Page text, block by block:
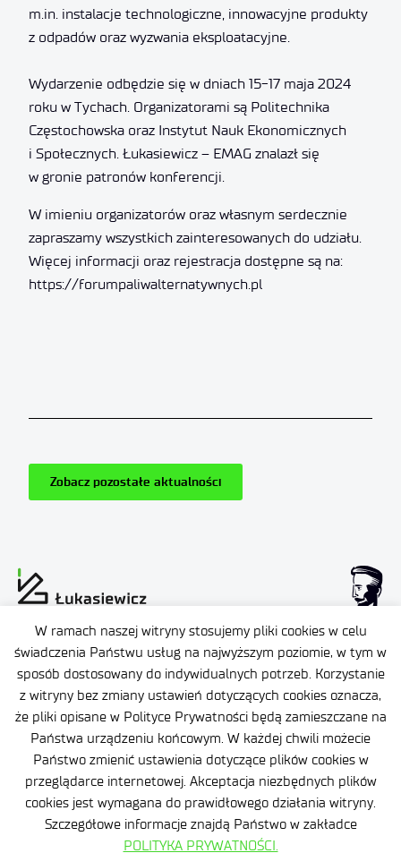
W ramach naszej witryny stosujemy pliki cookies w celu
świadczenia Państwu usług na najwyższym poziomie, w tym w
sposób dostosowany do indywidualnych potrzeb. Korzystanie
z witryny bez zmiany ustawień dotyczących cookies oznacza,
że pliki opisane w Polityce Prywatności będą zamieszczane na
Państwa urządzeniu końcowym. W każdej chwili możecie
Państwo zmienić ustawienia dotyczące plików cookies w
przeglądarce internetowej. Akceptacja niezbędnych plików
cookies jest wymagana do prawidłowego działania witryny.
Szczegółowe informacje znajdą Państwo w zakładce
POLITYKA PRYWATNOŚCI.
m.in. instalacje technologiczne, innowacyjne produkty
z odpadów oraz wyzwania eksploatacyjne.
Wydarzenie odbędzie się w dniach 15-17 maja 2024
roku w Tychach. Organizatorami są Politechnika
Częstochowska oraz Instytut Nauk Ekonomicznych
i Społecznych. Łukasiewicz – EMAG znalazł się
w gronie patronów konferencji.
W imieniu organizatorów oraz własnym serdecznie
zapraszamy wszystkich zainteresowanych do udziału.
Więcej informacji oraz rejestracja dostępne są na:
https://forumpaliwalternatywnych.pl
Zobacz pozostałe aktualności
Dane osobowe
Deklaracja dostępności
Polityka prywatności
Plan Równości Płci Certyfikaty
Promieniowanie jonizujące
Ochrona małoletnich